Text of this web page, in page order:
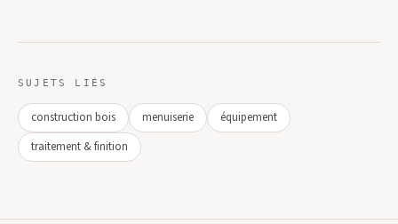
SUJETS LIÉS
construction bois menuiserie
équipement
traitement & finition